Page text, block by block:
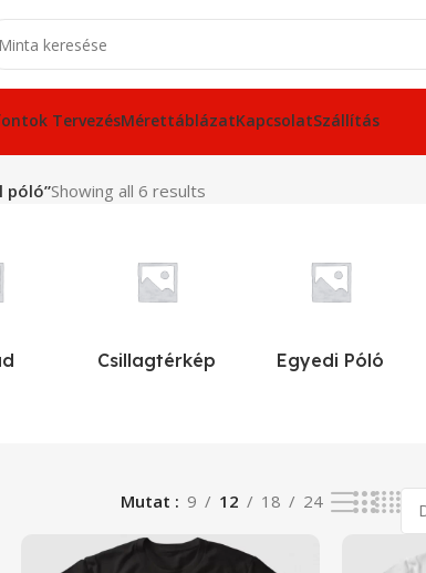
TervezésMérettáblázatKapcsolatSzállítás
póló”Showing all 6 results
Csillagtérkép Egyedi Póló
Mutat 9 12 18 24